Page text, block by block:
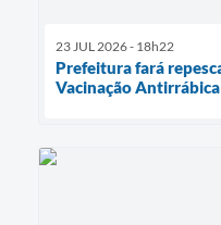
23 JUL 2026 - 18h22
Prefeitura fará
Vacinação